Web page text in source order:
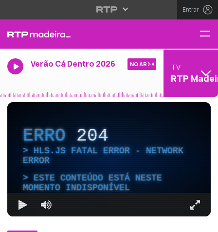
Entrar
Verão Cá Dentro 2026 NO AR TV
RTP
ERRO204
HLS.JS FATAL ERROR - NETWORK
ERROR
ESTE CONTEÚDO ESTÁ NESTE
MOMENTO INDISPONÍVEL